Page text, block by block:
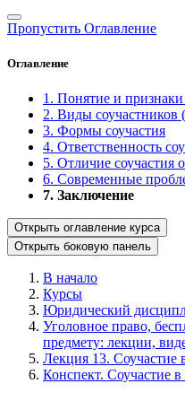
Пропустить Оглавление
Оглавление
1. Понятие и признаки
2. Виды
3. Формы соучастия
4. Ответственность
5. Отличие соучастия
6. Современные
7. Заключение
Открыть оглавление курса
Открыть боковую панель
В начало
Курсы
Юридический
Уголовное право,
предмету: лекции,
Лекция 13. Соучастие
Конспект. Соучастие